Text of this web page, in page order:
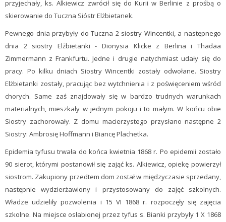
przyjechały, ks. Alkiewicz zwrócił się do Kurii w Berlinie z prośbą o
skierowanie do Tuczna Sióstr Elżbietanek.
Pewnego dnia przybyły do Tuczna 2 siostry Wincentki, a następnego
dnia 2 siostry Elżbietanki - Dionysia Klicke z Berlina i Thadäa
Zimmermann z Frankfurtu. Jedne i drugie natychmiast udały się do
pracy. Po kilku dniach Siostry Wincentki zostały odwołane. Siostry
Elżbietanki zostały, pracując bez wytchnienia i z poświęceniem wśród
chorych. Same zaś znajdowały się w bardzo trudnych warunkach
materialnych, mieszkały w jednym pokoju i to małym. W końcu obie
Siostry zachorowały. Z domu macierzystego przysłano następne 2
Siostry: Ambrosię Hoffmann i Biancę Plachetka.
Epidemia tyfusu trwała do końca kwietnia 1868 r. Po epidemii zostało
90 sierot, którymi postanowił się zająć ks. Alkiewicz, opiekę powierzył
siostrom. Zakupiony przedtem dom został w międzyczasie sprzedany,
następnie wydzierżawiony i przystosowany do zajęć szkolnych.
Władze udzieliły pozwolenia i 15 VI 1868 r. rozpoczęły się zajęcia
szkolne. Na miejsce osłabionej przez tyfus s. Bianki przybyły 1 X 1868